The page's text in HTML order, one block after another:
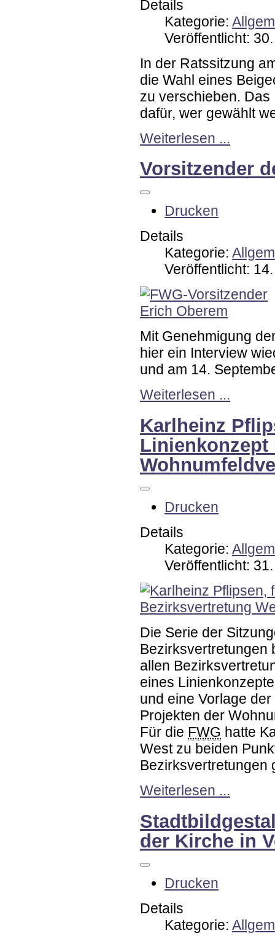
Details
Kategorie:
Veröffentlicht:
In der Ratssitzung
die Wahl eines
zu verschieben.
dafür, wer gewählt
Weiterlesen ...
Vorsitzender
Drucken
Details
Kategorie:
Veröffentlicht:
Mit Genehmigung
hier ein Interview
und am 14.
Weiterlesen ...
Karlheinz
Linienkonzept
Drucken
Details
Kategorie:
Veröffentlicht:
Die Serie der
Bezirksvertretungen
allen
eines
und eine Vorlage
Projekten der
Für die FWG hatte
West zu beiden
Bezirksvertretungen
Weiterlesen ...
der Kirche in
Drucken
Details
Kategorie: